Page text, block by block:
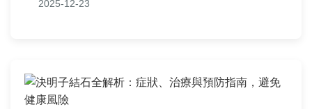
到適合的尿結石水建議，幫助你遠離結石痛苦。
2025-12-23